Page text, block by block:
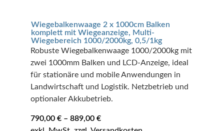
Wiegebalkenwaage 2 x 1000cm Balken
komplett mit Wiegeanzeige, Multi-
Wiegebereich 1000/2000kg, 0,5/1kg
Robuste Wiegebalkenwaage 1000/2000kg mit
zwei 1000mm Balken und LCD-Anzeige, ideal
für stationäre und mobile Anwendungen in
Landwirtschaft und Logistik. Netzbetrieb und
optionaler Akkubetrieb.
790,00 €– 889,00 €